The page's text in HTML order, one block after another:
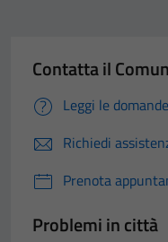
Contatta il
Leggi le
Richiedi
Prenota
Problemi in città